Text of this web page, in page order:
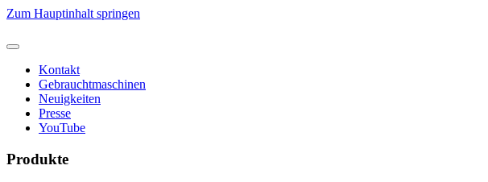
Zum Hauptinhalt springen
Kontakt
Gebrauchtmaschinen
Neuigkeiten
Presse
YouTube
Produkte